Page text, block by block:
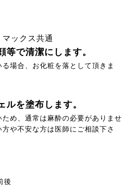
ックス共通
等で清潔にします。
場合、お化粧を落として頂きま
ルを塗布します。
め、通常は麻酔の必要がありませ
や不安な方は医師にご相談下さ
後